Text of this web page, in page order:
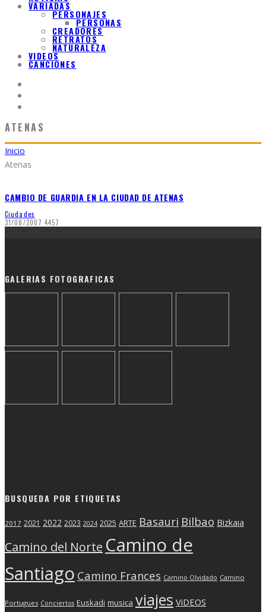
VARIADAS
PERSONAJES
PERSONAS
CREADORES
RETRATOS
NATURALEZA
VIDEOS
CANCIONES
ATENAS
Inicio
Atenas
CAMBIO DE GUARDIA EN LA CIUDAD DE ATENAS
Ciudades
31/08/2007 4457
GALERIAS FOTOGRAFICAS
BUSQUEDA POR ETIQUETAS
2017 2021 2022 2023 2024 2025 ARTE Basauri Bilbao Bizkaia
Camino del Norte Camino de
Santiago Camino Frances Camino Olvidado Camino
Portugues Conciertos Euskadi musica viajes ViDEOS